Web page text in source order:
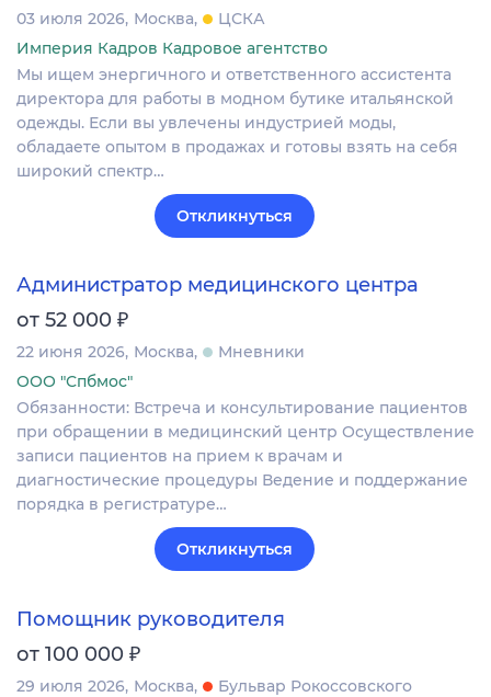
03 июля 2026 Москва
ЦСКА
Империя Кадров Кадровое агентство
Мы ищем энергичного и ответственного ассистента
директора для работы в модном бутике итальянской
одежды. Если вы увлечены индустрией моды,
обладаете опытом в продажах и готовы взять на себя
широкий спектр…
Откликнуться
Администратор медицинского центра
от 52 000 ₽
22 июня 2026 Москва
Мневники
ООО "Спбмос"
Обязанности: Встреча и консультирование пациентов
при обращении в медицинский центр Осуществление
записи пациентов на прием к врачам и
диагностические процедуры Ведение и поддержание
порядка в регистратуре…
Откликнуться
Помощник руководителя
от 100 000 ₽
29 июля 2026 Москва
Бульвар Рокоссовского